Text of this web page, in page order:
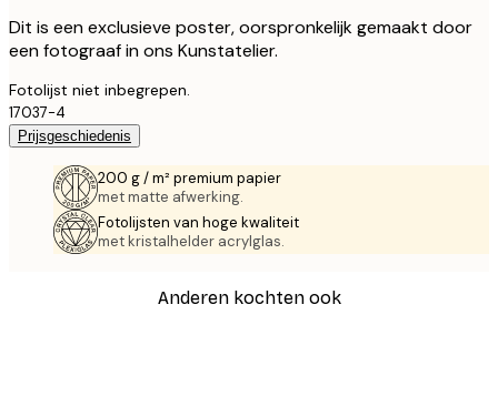
Dit is een exclusieve poster, oorspronkelijk gemaakt door
een fotograaf in ons Kunstatelier.
Fotolijst niet inbegrepen.
17037-4
Prijsgeschiedenis
200 g / m² premium papier
met matte afwerking.
Fotolijsten van hoge kwaliteit
met kristalhelder acrylglas.
Anderen kochten ook